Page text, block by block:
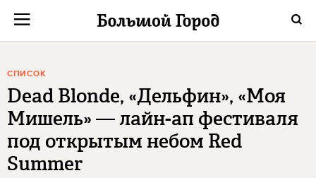
СПИСОК
Dead Blonde, «Дельфин», «Моя
Мишель» — лайн-ап фестиваля
под открытым небом Red
Summer